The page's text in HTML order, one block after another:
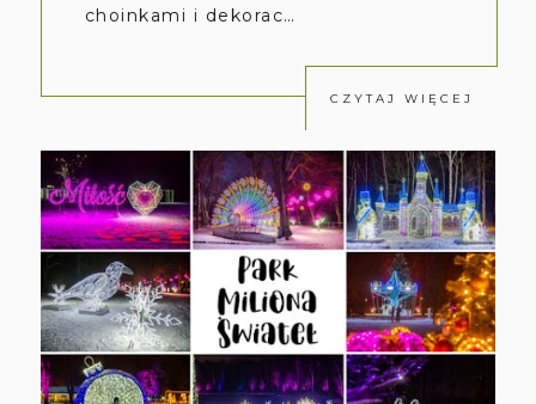
choinkami i dekorac…
CZYTAJ WIĘCEJ